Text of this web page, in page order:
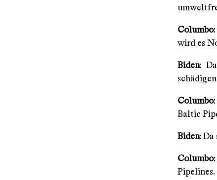
Columbo
wird es
Biden:
Columbo
Baltic
Biden:
Columbo
Pipelines.